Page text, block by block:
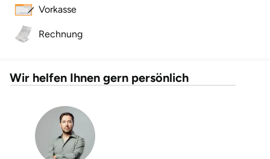
Vorkasse
Rechnung
Wir helfen Ihnen gern persönlich
Leipzig
Leutkirch
Lübeck